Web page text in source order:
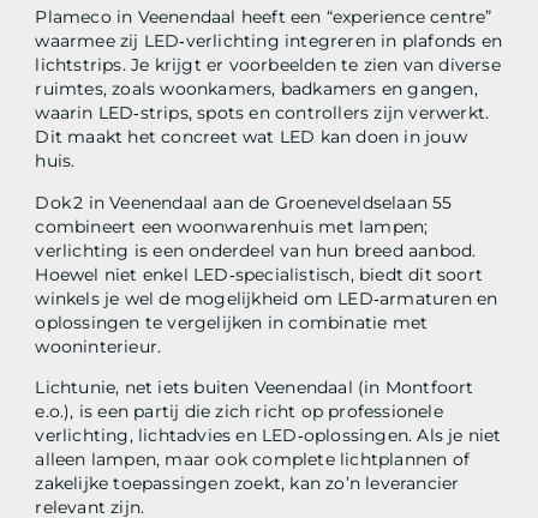
Plameco in Veenendaal heeft een “experience centre”
waarmee zij LED‑verlichting integreren in plafonds en
lichtstrips. Je krijgt er voorbeelden te zien van diverse
ruimtes, zoals woonkamers, badkamers en gangen,
waarin LED‑strips, spots en controllers zijn verwerkt.
Dit maakt het concreet wat LED kan doen in jouw
huis.
Dok 2 in Veenendaal aan de Groeneveldselaan 55
combineert een woonwarenhuis met lampen;
verlichting is een onderdeel van hun breed aanbod.
Hoewel niet enkel LED‑specialistisch, biedt dit soort
winkels je wel de mogelijkheid om LED‑armaturen en
oplossingen te vergelijken in combinatie met
wooninterieur.
Lichtunie, net iets buiten Veenendaal (in Montfoort
e.o.), is een partij die zich richt op professionele
verlichting, lichtadvies en LED‑oplossingen. Als je niet
alleen lampen, maar ook complete lichtplannen of
zakelijke toepassingen zoekt, kan zo’n leverancier
relevant zijn.